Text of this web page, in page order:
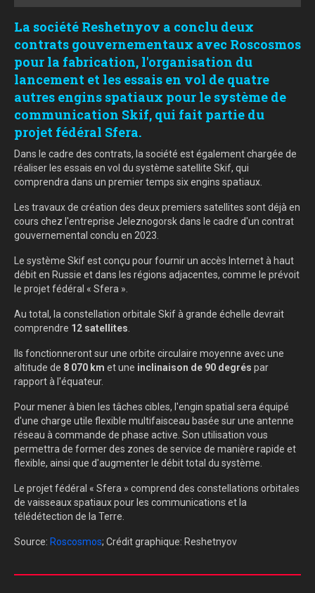
La société Reshetnyov a conclu deux
contrats gouvernementaux avec Roscosmos
pour la fabrication, l'organisation du
lancement et les essais en vol de quatre
autres engins spatiaux pour le système de
communication Skif, qui fait partie du
projet fédéral Sfera.
Dans le cadre des contrats, la société est également chargée de
réaliser les essais en vol du système satellite Skif, qui
comprendra dans un premier temps six engins spatiaux.
Les travaux de création des deux premiers satellites sont déjà en
cours chez l'entreprise Jeleznogorsk dans le cadre d'un contrat
gouvernemental conclu en 2023.
Le système Skif est conçu pour fournir un accès Internet à haut
débit en Russie et dans les régions adjacentes, comme le prévoit
le projet fédéral « Sfera ».
Au total, la constellation orbitale Skif à grande échelle devrait
comprendre 12 satellites.
Ils fonctionneront sur une orbite circulaire moyenne avec une
altitude de 8 070 km et une inclinaison de 90 degrés par
rapport à l'équateur.
Pour mener à bien les tâches cibles, l'engin spatial sera équipé
d'une charge utile flexible multifaisceau basée sur une antenne
réseau à commande de phase active. Son utilisation vous
permettra de former des zones de service de manière rapide et
flexible, ainsi que d'augmenter le débit total du système.
Le projet fédéral « Sfera » comprend des constellations orbitales
de vaisseaux spatiaux pour les communications et la
télédétection de la Terre.
Source: Roscosmos; Crédit graphique: Reshetnyov